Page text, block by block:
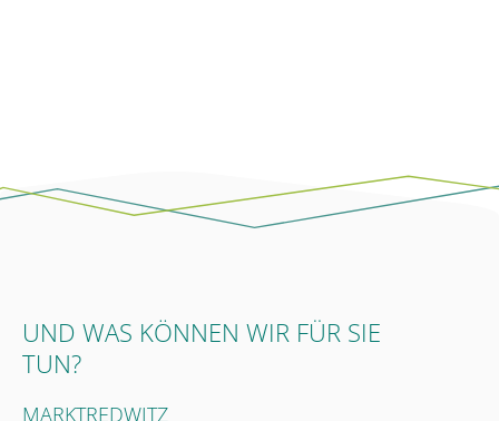
UND WAS KÖNNEN WIR FÜR SIE
TUN?
MARKTREDWITZ